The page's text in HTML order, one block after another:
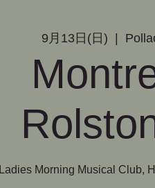
9月13日(日)
Ladies Morning Musical Club,